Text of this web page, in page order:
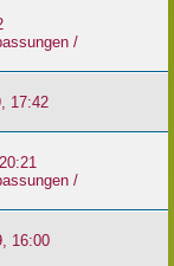
/
17:42
/
16:00